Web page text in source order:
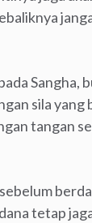
Sangha,
sila yang
tangan
tetap